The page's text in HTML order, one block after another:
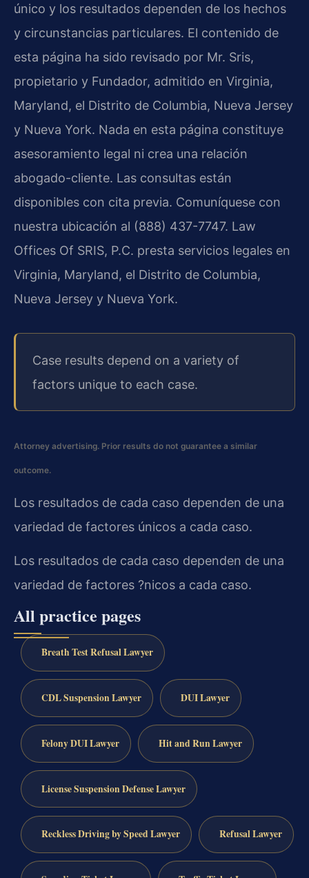
único y los resultados dependen de los hechos
y circunstancias particulares. El contenido de
esta página ha sido revisado por Mr. Sris,
propietario y Fundador, admitido en Virginia,
Maryland, el Distrito de Columbia, Nueva Jersey
y Nueva York. Nada en esta página constituye
asesoramiento legal ni crea una relación
abogado-cliente. Las consultas están
disponibles con cita previa. Comuníquese con
nuestra ubicación al (888) 437-7747. Law
Offices Of SRIS, P.C. presta servicios legales en
Virginia, Maryland, el Distrito de Columbia,
Nueva Jersey y Nueva York.
Case results depend on a variety of
factors unique to each case.
Attorney advertising. Prior results do not guarantee a similar
outcome.
Los resultados de cada caso dependen de una
variedad de factores únicos a cada caso.
Los resultados de cada caso dependen de una
variedad de factores ?nicos a cada caso.
All practice pages
Breath Test Refusal Lawyer
CDL Suspension Lawyer DUI Lawyer
Felony DUI Lawyer Hit and Run Lawyer
License Suspension Defense Lawyer
Reckless Driving by Speed Lawyer Refusal Lawyer